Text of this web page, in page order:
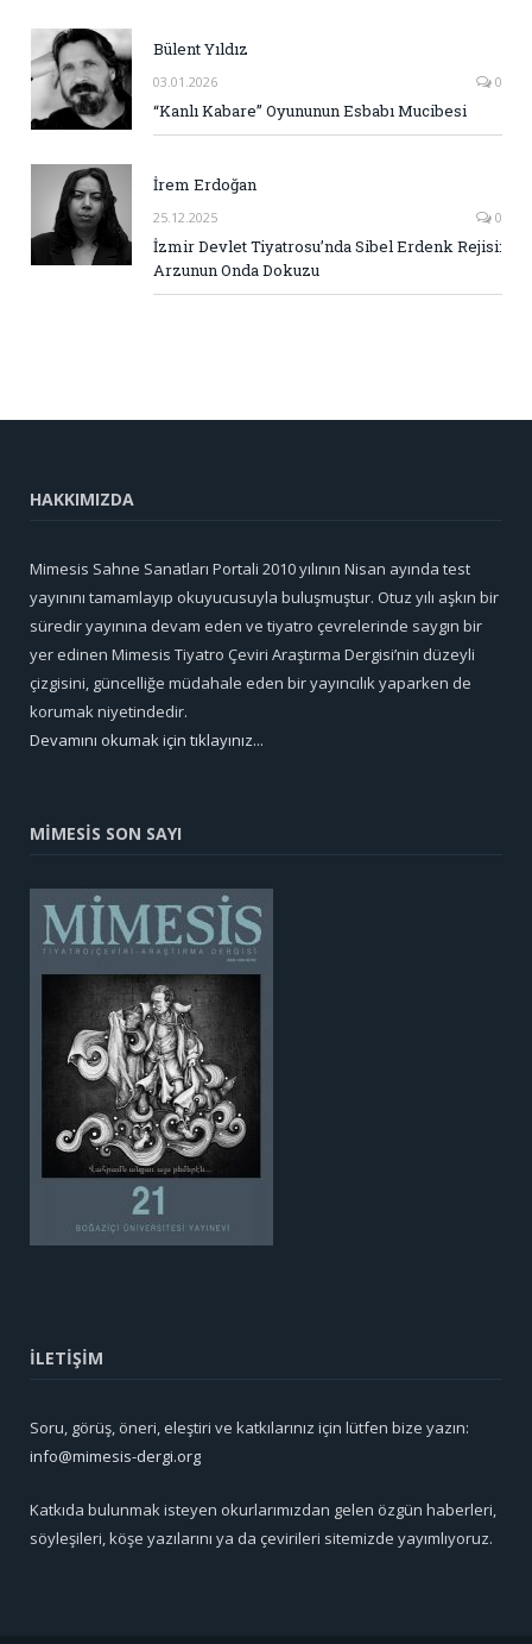
Bülent Yıldız
03.01.2026 0
“Kanlı Kabare” Oyununun Esbabı Mucibesi
İrem Erdoğan
25.12.2025 0
İzmir Devlet Tiyatrosu’nda Sibel Erdenk Rejisi:
Arzunun Onda Dokuzu
HAKKIMIZDA
Mimesis Sahne Sanatları Portali 2010 yılının Nisan ayında test
yayınını tamamlayıp okuyucusuyla buluşmuştur. Otuz yılı aşkın bir
süredir yayınına devam eden ve tiyatro çevrelerinde saygın bir
yer edinen Mimesis Tiyatro Çeviri Araştırma Dergisi’nin düzeyli
çizgisini, güncelliğe müdahale eden bir yayıncılık yaparken de
korumak niyetindedir.
Devamını okumak için tıklayınız...
MİMESİS SON SAYI
İLETİŞİM
Soru, görüş, öneri, eleştiri ve katkılarınız için lütfen bize yazın:
info@mimesis-dergi.org
Katkıda bulunmak isteyen okurlarımızdan gelen özgün haberleri,
söyleşileri, köşe yazılarını ya da çevirileri sitemizde yayımlıyoruz.